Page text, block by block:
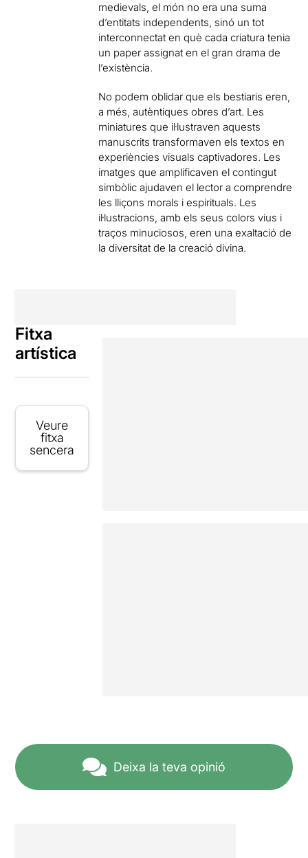
medievals, el món no era una suma
d’entitats independents, sinó un tot
interconnectat en què cada criatura tenia
un paper assignat en el gran drama de
l’existència.
No podem oblidar que els bestiaris eren,
a més, autèntiques obres d’art. Les
miniatures que il·lustraven aquests
manuscrits transformaven els textos en
experiències visuals captivadores. Les
imatges que amplificaven el contingut
simbòlic ajudaven el lector a comprendre
les lliçons morals i espirituals. Les
il·lustracions, amb els seus colors vius i
traços minuciosos, eren una exaltació de
la diversitat de la creació divina.
Fitxa
artística
Veure
fitxa
sencera
Deixa la teva opinió